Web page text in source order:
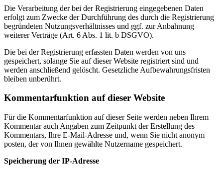
Die Verarbeitung der bei der Registrierung eingegebenen Daten
erfolgt zum Zwecke der Durchführung des durch die Registrierung
begründeten Nutzungsverhältnisses und ggf. zur Anbahnung
weiterer Verträge (Art. 6 Abs. 1 lit. b DSGVO).
Die bei der Registrierung erfassten Daten werden von uns
gespeichert, solange Sie auf dieser Website registriert sind und
werden anschließend gelöscht. Gesetzliche Aufbewahrungsfristen
bleiben unberührt.
Kommentarfunktion auf dieser Website
Für die Kommentarfunktion auf dieser Seite werden neben Ihrem
Kommentar auch Angaben zum Zeitpunkt der Erstellung des
Kommentars, Ihre E-Mail-Adresse und, wenn Sie nicht anonym
posten, der von Ihnen gewählte Nutzername gespeichert.
Speicherung der IP-Adresse